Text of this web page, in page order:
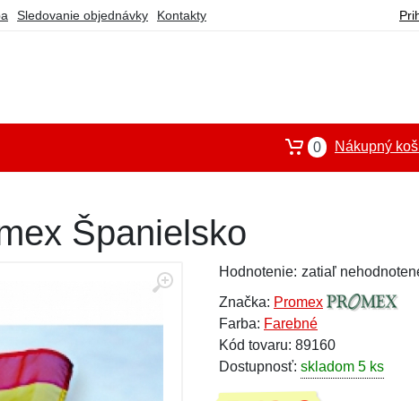
Sledovanie objednávky Kontakty
0 Nákupný
Španielsko
Hodnotenie: zatiaľ
Značka: Promex
Farba: Farebné
Kód tovaru: 89160
Dostupnosť: skladom 5 ks